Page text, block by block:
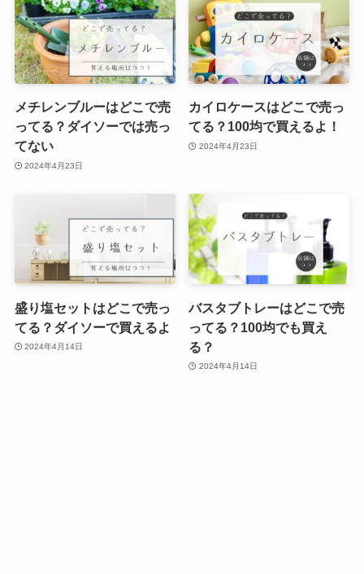
メチレンブルーはどこで売
ってる？ダイソーでは売っ
てない
2024年4月23日
カイロケースはどこで売っ
てる？100均で買えるよ！
2024年4月23日
盛り塩セットはどこで売っ
てる？ダイソーで買えるよ
2024年4月14日
バスタブトレーはどこで売
ってる？100均でも買え
る？
2024年4月14日